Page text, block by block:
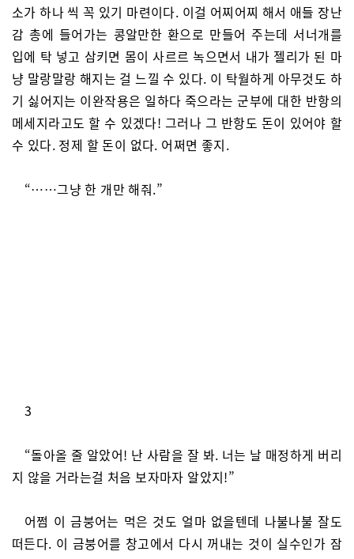
소가 하나 씩 꼭 있기 마련이다. 이걸 어찌어찌 해서 애들 장난
감 총에 들어가는 콩알만한 환으로 만들어 주는데 서너개를
입에 탁 넣고 삼키면 몸이 사르르 녹으면서 내가 젤리가 된 마
냥 말랑말랑 해지는 걸 느낄 수 있다. 이 탁월하게 아무것도 하
기 싫어지는 이완작용은 일하다 죽으라는 군부에 대한 반항의
메세지라고도 할 수 있겠다! 그러나 그 반항도 돈이 있어야 할
수 있다. 정제 할 돈이 없다. 어쩌면 좋지.
“……그냥 한 개만 해줘.”
3
“돌아올 줄 알았어! 난 사람을 잘 봐. 너는 날 매정하게 버리
지 않을 거라는걸 처음 보자마자 알았지!”
어쩜 이 금붕어는 먹은 것도 얼마 없을텐데 나불나불 잘도
떠든다. 이 금붕어를 창고에서 다시 꺼내는 것이 실수인가 잠